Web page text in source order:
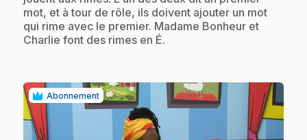
mot, et à tour de rôle, ils doivent ajouter un mot
qui rime avec le premier. Madame Bonheur et
Charlie font des rimes en É.
Abonnement